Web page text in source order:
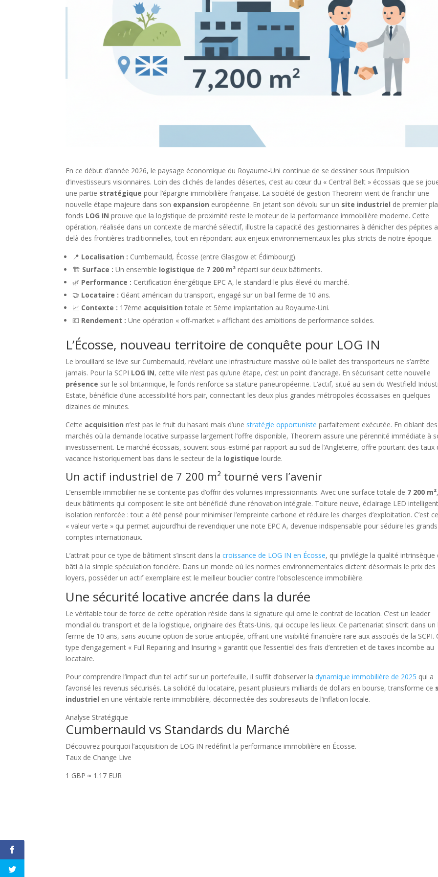
En ce début d’année 2026, le paysage économique du Royaume-Uni continue de se dessiner sous l’impulsion
d’investisseurs visionnaires. Loin des clichés de landes désertes, c’est au cœur du « Central Belt » écossais que se
une partie stratégique pour l’épargne immobilière française. La société de gestion Theoreim vient de franchir une
nouvelle étape majeure dans son expansion européenne. En jetant son dévolu sur un site industriel de premier
fonds LOG IN prouve que la logistique de proximité reste le moteur de la performance immobilière moderne. Cette
opération, réalisée dans un contexte de marché sélectif, illustre la capacité des gestionnaires à dénicher des pépites
delà des frontières traditionnelles, tout en répondant aux enjeux environnementaux les plus stricts de notre époque.
📍 Localisation : Cumbernauld, Écosse (entre Glasgow et Édimbourg).
🏗️ Surface : Un ensemble logistique de 7 200 m² réparti sur deux bâtiments.
🌿 Performance : Certification énergétique EPC A, le standard le plus élevé du marché.
🤝 Locataire : Géant américain du transport, engagé sur un bail ferme de 10 ans.
📈 Contexte : 17ème acquisition totale et 5ème implantation au Royaume-Uni.
💶 Rendement : Une opération « off-market » affichant des ambitions de performance solides.
L’Écosse, nouveau territoire de conquête pour LOG IN
Le brouillard se lève sur Cumbernauld, révélant une infrastructure massive où le ballet des transporteurs ne s’arrête
jamais. Pour la SCPI LOG IN, cette ville n’est pas qu’une étape, c’est un point d’ancrage. En sécurisant cette nouvelle
présence sur le sol britannique, le fonds renforce sa stature paneuropéenne. L’actif, situé au sein du Westfield
Estate, bénéficie d’une accessibilité hors pair, connectant les deux plus grandes métropoles écossaises en quelques
dizaines de minutes.
Cette acquisition n’est pas le fruit du hasard mais d’une stratégie opportuniste parfaitement exécutée. En ciblant des
marchés où la demande locative surpasse largement l’offre disponible, Theoreim assure une pérennité immédiate à
investissement. Le marché écossais, souvent sous-estimé par rapport au sud de l’Angleterre, offre pourtant des taux
vacance historiquement bas dans le secteur de la logistique lourde.
Un actif industriel de 7 200 m² tourné vers l’avenir
L’ensemble immobilier ne se contente pas d’offrir des volumes impressionnants. Avec une surface totale de 7 200 m²
deux bâtiments qui composent le site ont bénéficié d’une rénovation intégrale. Toiture neuve, éclairage LED
isolation renforcée : tout a été pensé pour minimiser l’empreinte carbone et réduire les charges d’exploitation. C’est
« valeur verte » qui permet aujourd’hui de revendiquer une note EPC A, devenue indispensable pour séduire les grands
comptes internationaux.
L’attrait pour ce type de bâtiment s’inscrit dans lacroissance de LOG IN en Écosse, qui privilégie la qualité intrinsèque
bâti à la simple spéculation foncière. Dans un monde où les normes environnementales dictent désormais le prix des
loyers, posséder un actif exemplaire est le meilleur bouclier contre l’obsolescence immobilière.
Une sécurité locative ancrée dans la durée
Le véritable tour de force de cette opération réside dans la signature qui orne le contrat de location. C’est un leader
mondial du transport et de la logistique, originaire des États-Unis, qui occupe les lieux. Ce partenariat s’inscrit dans un
ferme de 10 ans, sans aucune option de sortie anticipée, offrant une visibilité financière rare aux associés de la SCPI.
type d’engagement « Full Repairing and Insuring » garantit que l’essentiel des frais d’entretien et de taxes incombe au
locataire.
Pour comprendre l’impact d’un tel actif sur un portefeuille, il suffit d’observer ladynamique immobilière de 2025 qui a
favorisé les revenus sécurisés. La solidité du locataire, pesant plusieurs milliards de dollars en bourse, transforme ce
industriel en une véritable rente immobilière, déconnectée des soubresauts de l’inflation locale.
Analyse Stratégique
Cumbernauld vs Standards du Marché
Découvrez pourquoi l’acquisition de LOG IN redéfinit la performance immobilière en Écosse.
Taux de Change Live
1 GBP ≈ 1.17 EUR